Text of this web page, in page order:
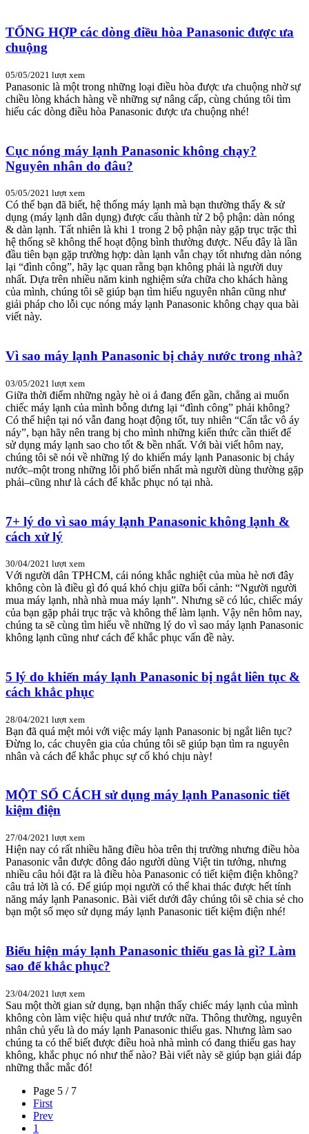
TỔNG HỢP các dòng điều hòa Panasonic được ưa
chuộng
05/05/2021 lượt xem
Panasonic là một trong những loại điều hòa được ưa chuộng nhờ sự
chiều lòng khách hàng về những sự nâng cấp, cùng chúng tôi tìm
hiểu các dòng điều hòa Panasonic được ưa chuộng nhé!
Cục nóng máy lạnh Panasonic không chạy?
Nguyên nhân do đâu?
05/05/2021 lượt xem
Có thể bạn đã biết, hệ thống máy lạnh mà bạn thường thấy & sử
dụng (máy lạnh dân dụng) được cấu thành từ 2 bộ phận: dàn nóng
& dàn lạnh. Tất nhiên là khi 1 trong 2 bộ phận này gặp trục trặc thì
hệ thống sẽ không thể hoạt động bình thường được. Nếu đây là lần
đầu tiên bạn gặp trường hợp: dàn lạnh vẫn chạy tốt nhưng dàn nóng
lại “đình công”, hãy lạc quan rằng bạn không phải là người duy
nhất. Dựa trên nhiều năm kinh nghiệm sửa chữa cho khách hàng
của mình, chúng tôi sẽ giúp bạn tìm hiểu nguyên nhân cũng như
giải pháp cho lỗi cục nóng máy lạnh Panasonic không chạy qua bài
viết này.
Vì sao máy lạnh Panasonic bị chảy nước trong nhà?
03/05/2021 lượt xem
Giữa thời điểm những ngày hè oi ả đang đến gần, chẳng ai muốn
chiếc máy lạnh của mình bỗng dưng lại “đình công” phải không?
Có thể hiện tại nó vẫn đang hoạt động tốt, tuy nhiên “Cẩn tắc vô áy
náy”, bạn hãy nên trang bị cho mình những kiến thức cần thiết để
sử dụng máy lạnh sao cho tốt & bền nhất. Với bài viết hôm nay,
chúng tôi sẽ nói về những lý do khiến máy lạnh Panasonic bị chảy
nước–một trong những lỗi phổ biến nhất mà người dùng thường gặp
phải–cũng như là cách để khắc phục nó tại nhà.
7+ lý do vì sao máy lạnh Panasonic không lạnh &
cách xử lý
30/04/2021 lượt xem
Với người dân TPHCM, cái nóng khắc nghiệt của mùa hè nơi đây
không còn là điều gì đó quá khó chịu giữa bối cảnh: “Người người
mua máy lạnh, nhà nhà mua máy lạnh”. Nhưng sẽ có lúc, chiếc máy
của bạn gặp phải trục trặc và không thể làm lạnh. Vậy nên hôm nay,
chúng ta sẽ cùng tìm hiểu về những lý do vì sao máy lạnh Panasonic
không lạnh cũng như cách để khắc phục vấn đề này.
5 lý do khiến máy lạnh Panasonic bị ngắt liên tục &
cách khắc phục
28/04/2021 lượt xem
Bạn đã quá mệt mỏi với việc máy lạnh Panasonic bị ngắt liên tục?
Đừng lo, các chuyên gia của chúng tôi sẽ giúp bạn tìm ra nguyên
nhân và cách để khắc phục sự cố khó chịu này!
MỘT SỐ CÁCH sử dụng máy lạnh Panasonic tiết
kiệm điện
27/04/2021 lượt xem
Hiện nay có rất nhiều hãng điều hòa trên thị trường nhưng điều hòa
Panasonic vẫn được đông đảo người dùng Việt tin tưởng, nhưng
nhiều câu hỏi đặt ra là điều hòa Panasonic có tiết kiệm điện không?
câu trả lời là có. Để giúp mọi người có thể khai thác được hết tính
năng máy lạnh Panasonic. Bài viết dưới đây chúng tôi sẽ chia sẻ cho
bạn một số mẹo sử dụng máy lạnh Panasonic tiết kiệm điện nhé!
Biểu hiện máy lạnh Panasonic thiếu gas là gì? Làm
sao để khắc phục?
23/04/2021 lượt xem
Sau một thời gian sử dụng, bạn nhận thấy chiếc máy lạnh của mình
không còn làm việc hiệu quả như trước nữa. Thông thường, nguyên
nhân chủ yếu là do máy lạnh Panasonic thiếu gas. Nhưng làm sao
chúng ta có thể biết được điều hoà nhà mình có đang thiếu gas hay
không, khắc phục nó như thế nào? Bài viết này sẽ giúp bạn giải đáp
những thắc mắc đó!
Page 5 / 7
First
Prev
1